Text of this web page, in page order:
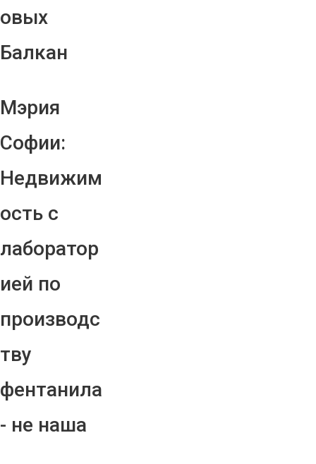
овых
Балкан
Мэрия
Софии:
Недвижим
ость с
лаборатор
ией по
производс
тву
фентанила
- не наша